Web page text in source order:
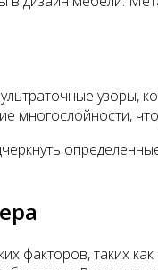
узоры,
многослойности,
факторов, таких